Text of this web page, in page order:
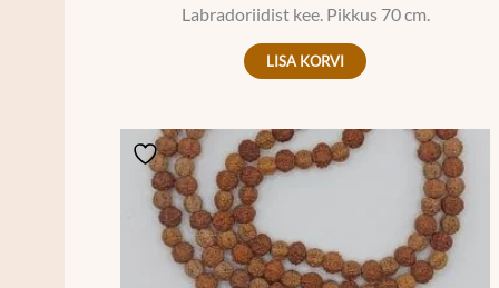
Labradoriidist kee. Pikkus 70 cm.
LISA KORVI